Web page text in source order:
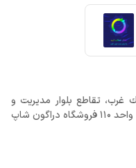
تقاطع بلوار مدیریت و
شاپ